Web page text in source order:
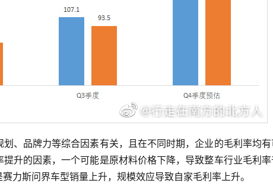
、品牌力等综合因素有关，且在不同时期，企业的毛利率均
升的因素，一个可能是原材料价格下降，导致整车行业毛利
力斯问界车型销量上升，规模效应导致自家毛利率上升。